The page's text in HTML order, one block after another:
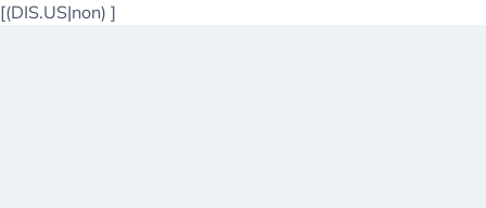
[(DIS.US|non) ]